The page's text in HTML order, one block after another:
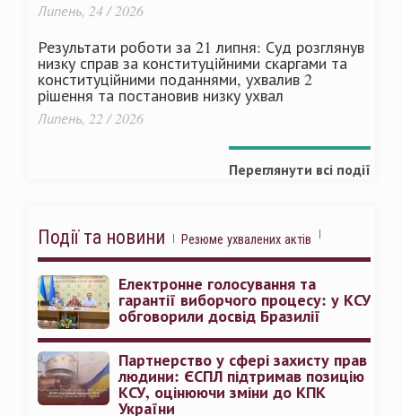
Липень, 24 / 2026
Результати роботи за 21 липня: Суд розглянув
низку справ за конституційними скаргами та
конституційними поданнями, ухвалив 2
рішення та постановив низку ухвал
Липень, 22 / 2026
Переглянути всі події
Події та новини Резюме ухвалених актів
Електронне голосування та
гарантії виборчого процесу: у КСУ
обговорили досвід Бразилії
Партнерство у сфері захисту прав
людини: ЄСПЛ підтримав позицію
КСУ, оцінюючи зміни до КПК
України